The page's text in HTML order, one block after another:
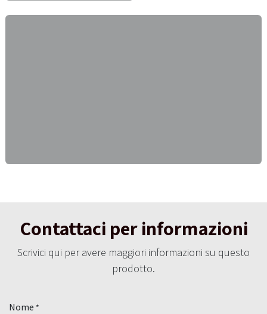
Contattaci per informazioni
Scrivici qui per avere maggiori informazioni su questo
prodotto.
Nome *